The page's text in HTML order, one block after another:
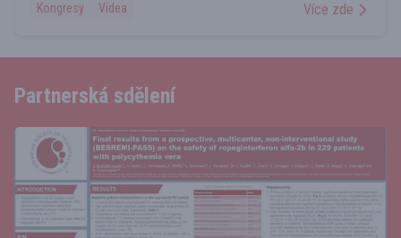
Kongresy Videa Více zde
Partnerská sdělení